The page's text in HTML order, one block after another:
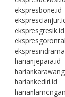
ekspresbone.id
ekspresgresik.id
harianjepara.id
hariankediri.id